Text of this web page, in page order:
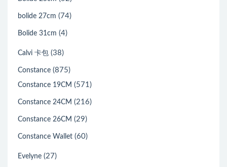
bolide 27cm (74)
Bolide 31cm (4)
Calvi 卡包 (38)
Constance (875)
Constance 19CM (571)
Constance 24CM (216)
Constance 26CM (29)
Constance Wallet (60)
Evelyne (27)